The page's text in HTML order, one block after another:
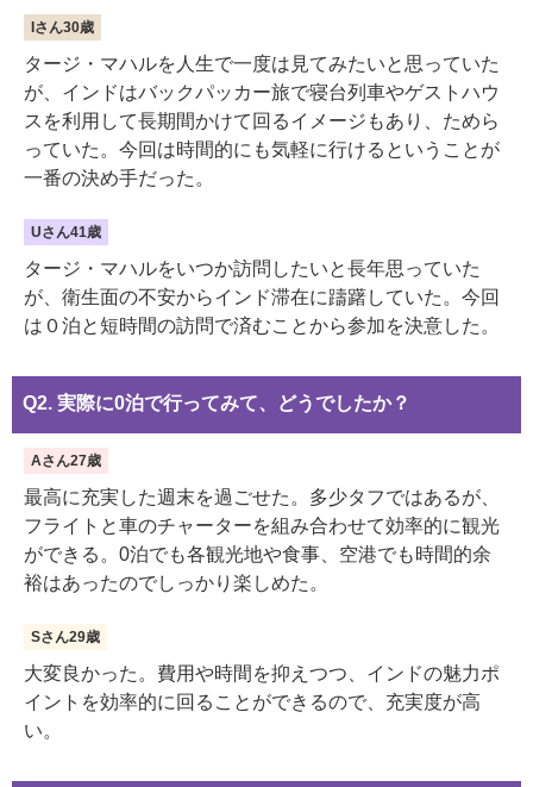
Iさん30歳
タージ・マハルを人生で一度は見てみたいと思っていた
が、インドはバックパッカー旅で寝台列車やゲストハウ
スを利用して長期間かけて回るイメージもあり、ためら
っていた。今回は時間的にも気軽に行けるということが
一番の決め手だった。
Uさん41歳
タージ・マハルをいつか訪問したいと長年思っていた
が、衛生面の不安からインド滞在に躊躇していた。今回
は０泊と短時間の訪問で済むことから参加を決意した。
Q2. 実際に0泊で行ってみて、どうでしたか？
Aさん27歳
最高に充実した週末を過ごせた。多少タフではあるが、
フライトと車のチャーターを組み合わせて効率的に観光
ができる。0泊でも各観光地や食事、空港でも時間的余
裕はあったのでしっかり楽しめた。
Sさん29歳
大変良かった。費用や時間を抑えつつ、インドの魅力ポ
イントを効率的に回ることができるので、充実度が高
い。